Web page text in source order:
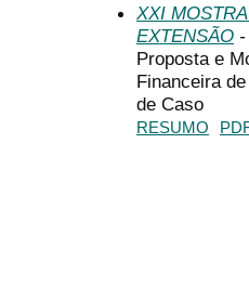
XXI
EXTENSÃO
Proposta e
Financeira
de Caso
RESUMO